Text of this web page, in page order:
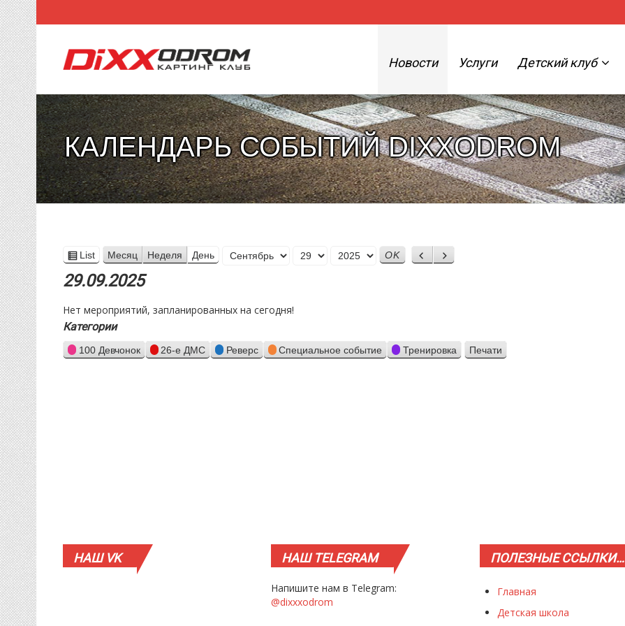
Новости Услуги Детский клуб
КАЛЕНДАРЬ СОБЫТИЙ DIXXODROM
View
as
List Месяц Неделя День
Месяц
Назад
Вперед
29.09.2025
Нет мероприятий, запланированных на сегодня!
Категории
100 Девчонок 26-е ДМС Реверс Специальное событие Тренировка Просмотр
Печати
НАШVK НАШTELEGRAM
Напишите нам в Telegram:
@dixxxodrom
ПОЛЕЗНЫЕССЫЛКИ…
Главная
Детская школа